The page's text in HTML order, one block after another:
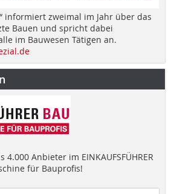
informiert zweimal im Jahr über das
Bauen und spricht dabei
im Bauwesen Tätigen an.
4.000 Anbieter im EINKAUFSFÜHRER
für Bauprofis!